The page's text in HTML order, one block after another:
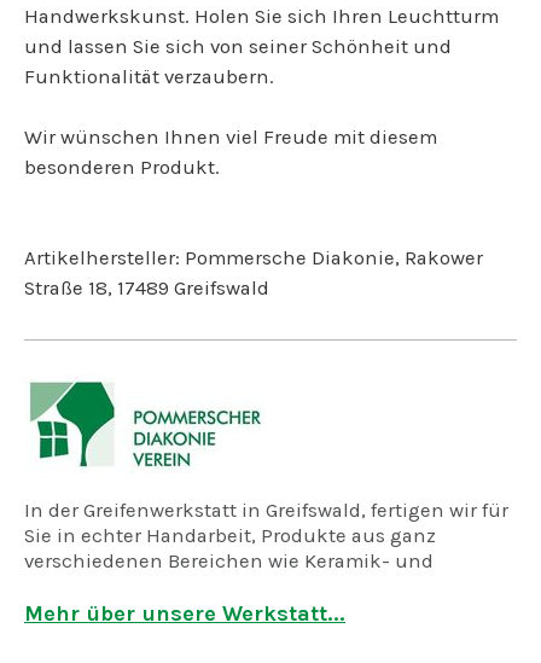
Handwerkskunst. Holen Sie sich Ihren Leuchtturm
und lassen Sie sich von seiner Schönheit und
Funktionalität verzaubern.
Wir wünschen Ihnen viel Freude mit diesem
besonderen Produkt.
Artikelhersteller: Pommersche Diakonie, Rakower
Straße 18, 17489 Greifswald
In der Greifenwerkstatt in Greifswald, fertigen wir für
Sie in echter Handarbeit, Produkte aus ganz
verschiedenen Bereichen wie Keramik- und
Feinkostmanufaktur.
Mehr über unsere Werkstatt...